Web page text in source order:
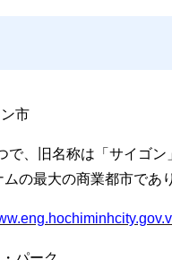
市
、旧名称は「サイゴ
の最大の商業都市であ